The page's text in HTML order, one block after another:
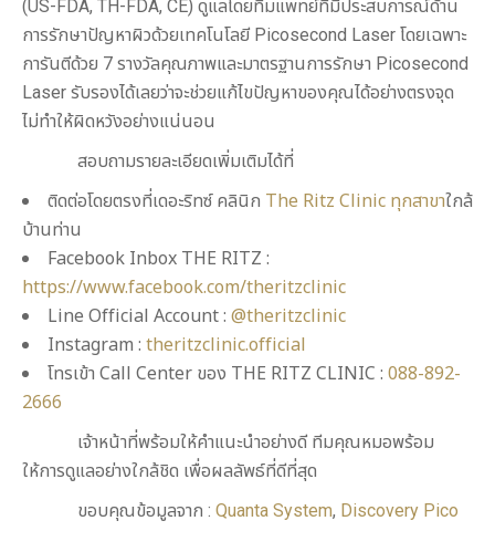
(US-FDA, TH-FDA, CE) ดูแลโดยทีมแพทย์ที่มีประสบการณ์ด้าน
การรักษาปัญหาผิวด้วยเทคโนโลยี Picosecond Laser โดยเฉพาะ
การันตีด้วย 7 รางวัลคุณภาพและมาตรฐานการรักษา Picosecond
Laser รับรองได้เลยว่าจะช่วยแก้ไขปัญหาของคุณได้อย่างตรงจุด
ไม่ทำให้ผิดหวังอย่างแน่นอน
สอบถามรายละเอียดเพิ่มเติมได้ที่
ติดต่อโดยตรงที่เดอะริทซ์ คลินิก The Ritz Clinic ทุกสาขาใกล้
บ้านท่าน
Facebook Inbox THE RITZ :
https://www.facebook.com/theritzclinic
Line Official Account : @theritzclinic
Instagram : theritzclinic.official
โทรเข้า Call Center ของ THE RITZ CLINIC : 088-892-
2666
เจ้าหน้าที่พร้อมให้คำแนะนำอย่างดี ทีมคุณหมอพร้อม
ให้การดูแลอย่างใกล้ชิด เพื่อผลลัพธ์ที่ดีที่สุด
ขอบคุณข้อมูลจาก : Quanta System, Discovery Pico